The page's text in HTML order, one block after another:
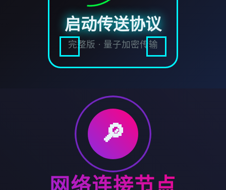
启动传送协议
完整版 · 量子加密传输
🔎
网络连接节点